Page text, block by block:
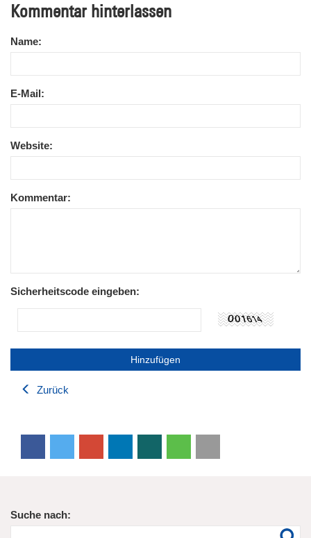
Kommentar hinterlassen
Name:
E-Mail:
Website:
Kommentar:
Sicherheitscode eingeben:
Zurück
Suche nach: